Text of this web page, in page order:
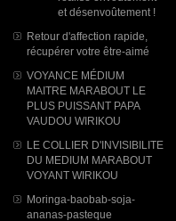
et désenvoûtement !
Retour d'affection rapide,
récupérer votre être-aimé
VOYANCE MÉDIUM
MAITRE MARABOUT LE
PLUS PUISSANT PAPA
VAUDOU WIRIKOU
LE COLLIER D'INVISIBILITE
DU MEDIUM MARABOUT
VOYANT WIRIKOU
Moringa-baobab-soja-
ananas-pasteque